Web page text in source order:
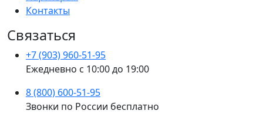
Контакты
Связаться
+7 (903) 960-51-95
Ежедневно с 10:00 до 19:00
8 (800) 600-51-95
Звонки по России бесплатно